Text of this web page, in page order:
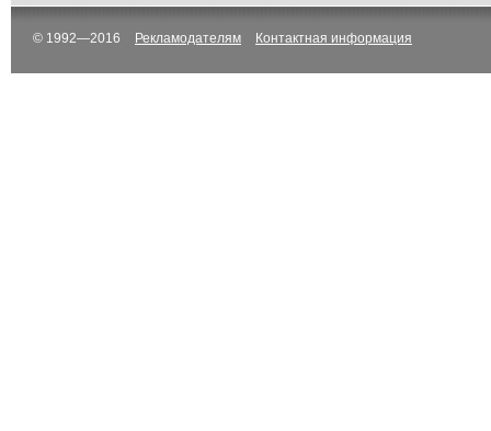
© 1992—2016 Рекламодателям Контактная информация